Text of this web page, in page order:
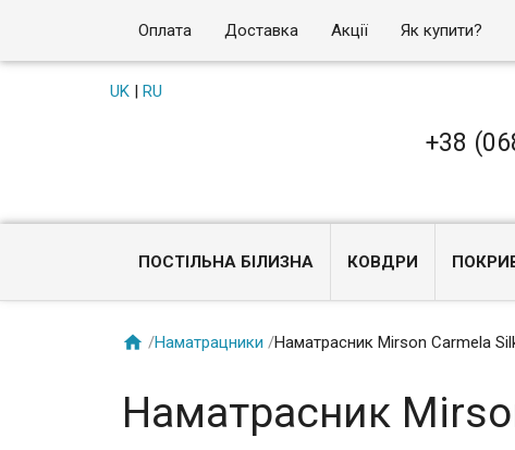
Оплата Доставка Акції Як купити?
UK| RU
+38
ПОСТІЛЬНА БІЛИЗНА КОВДРИ
 /Наматрацники /Наматрасник Mirson Carmela
Наматрасник